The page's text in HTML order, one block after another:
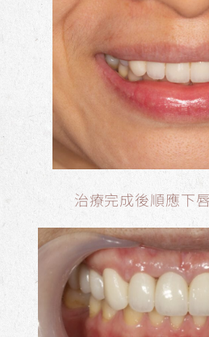
治療完成後順應下